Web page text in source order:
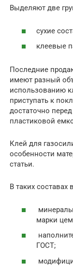
Выделяют две
сухие
клеевые
Последние
имеют разный
использованию
приступать к
достаточно
пластиковой
Клей для
особенности
статьи.
В таких составах
марки
ГОСТ;